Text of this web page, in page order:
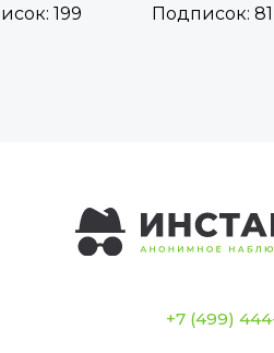
199
Подписок: 81
+7 (499)